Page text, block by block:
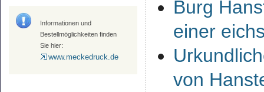
Informationen und
Bestellmöglichkeiten finden
Sie hier:
www.meckedruck.de
Burg
einer
von